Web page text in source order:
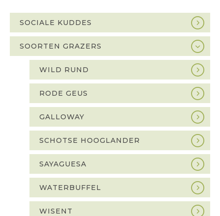
Sidebar
navigation
SOCIALE KUDDES
SOORTEN GRAZERS
WILD RUND
RODE GEUS
GALLOWAY
SCHOTSE HOOGLANDER
SAYAGUESA
WATERBUFFEL
WISENT